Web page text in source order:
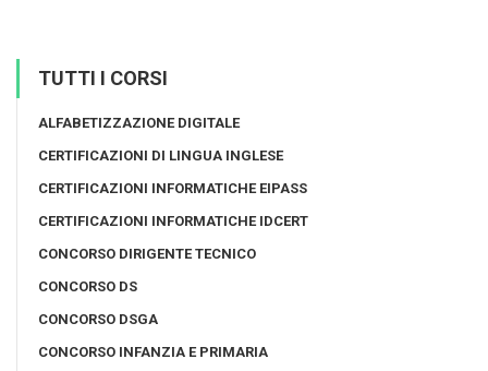
TUTTI I CORSI
ALFABETIZZAZIONE DIGITALE
CERTIFICAZIONI DI LINGUA INGLESE
CERTIFICAZIONI INFORMATICHE EIPASS
CERTIFICAZIONI INFORMATICHE IDCERT
CONCORSO DIRIGENTE TECNICO
CONCORSO DS
CONCORSO DSGA
CONCORSO INFANZIA E PRIMARIA